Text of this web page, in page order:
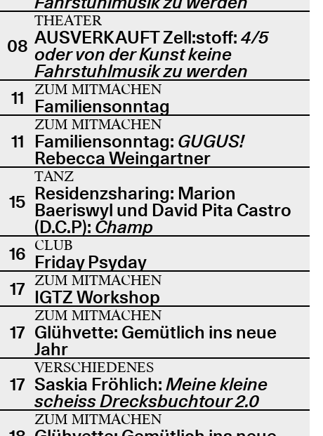
08
THEATER
AUSVERKAUFT Zell:stoff: 4/5
oder von der Kunst keine
Fahrstuhlmusik zu werden
11
ZUM MITMACHEN
Familiensonntag
11
ZUM MITMACHEN
Familiensonntag: GUGUS!
Rebecca Weingartner
15
TANZ
Residenzsharing: Marion
Baeriswyl und David Pita Castro
(D.C.P): Champ
16 CLUB
Friday Psyday
17 ZUM MITMACHEN
IGTZ Workshop
17
ZUM MITMACHEN
Glühvette: Gemütlich ins neue
Jahr
17
VERSCHIEDENES
Saskia Fröhlich: Meine kleine
scheiss Drecksbuchtour 2.0
ZUM MITMACHEN